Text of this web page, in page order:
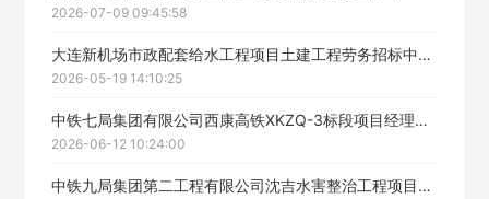
2026-07-09 09:45:58
大连新机场市政配套给水工程项目土建工程劳务招标中标候选人公示
2026-05-19 14:10:25
中铁七局集团有限公司西康高铁XKZQ-3标段项目经理部柞水西站站台装修工程劳务招标中标候选人公示
2026-06-12 10:24:00
中铁九局集团第二工程有限公司沈吉水害整治工程项目西阳隧道劳务工程中标候选人公示